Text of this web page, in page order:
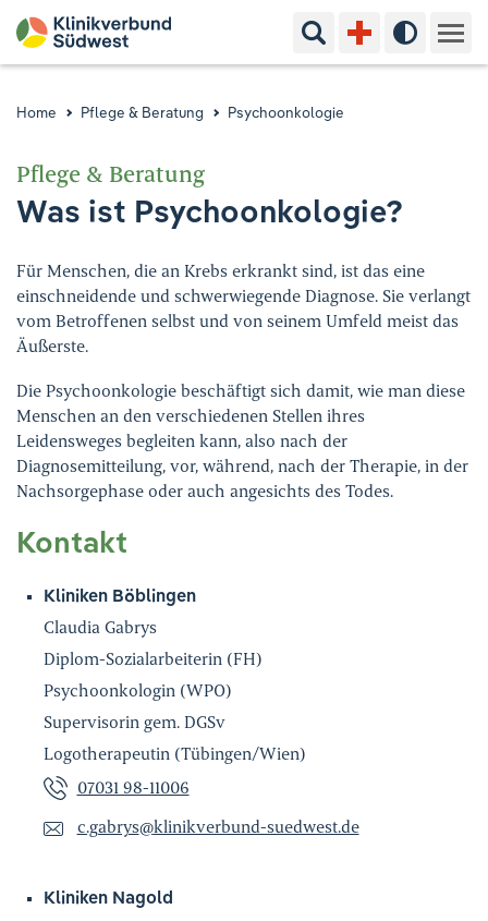
Suchbegriff eingeben
Hoher
Pflege & Beratung
Ausbildung & Studium
Jobs & Karriere
Der Klinikverbund Südwest
Standorte & Kontakt Aktuelles
Veranstaltungen
Ihre Meinung ist uns wichtig!
Home Pflege & Beratung Psychoonkologie
Pflege & Beratung
Was ist Psychoonkologie?
Für Menschen, die an Krebs erkrankt sind, ist das eine
einschneidende und schwerwiegende Diagnose. Sie verlangt
vom Betroffenen selbst und von seinem Umfeld meist das
Äußerste.
Die Psychoonkologie beschäftigt sich damit, wie man diese
Menschen an den verschiedenen Stellen ihres
Leidensweges begleiten kann, also nach der
Diagnosemitteilung, vor, während, nach der Therapie, in der
Nachsorgephase oder auch angesichts des Todes.
Kontakt
Kliniken Böblingen
Claudia Gabrys
Diplom-Sozialarbeiterin (FH)
Psychoonkologin (WPO)
Supervisorin gem. DGSv
Logotherapeutin (Tübingen/Wien)
07031 98-11006
c.gabrys@klinikverbund-suedwest.de
Kliniken Nagold